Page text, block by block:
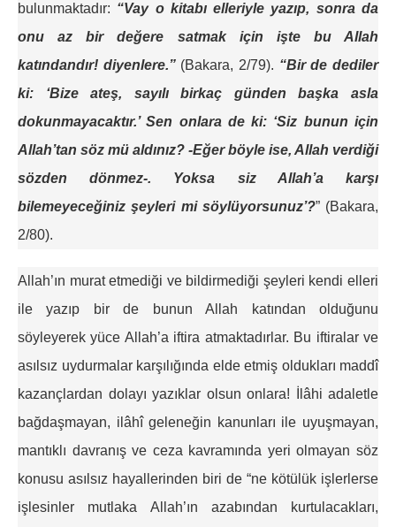
bulunmaktadır: “Vay o kitabı elleriyle yazıp, sonra da
onu az bir de­ğere satmak için işte bu Allah
katındandır! diyenle­re.” (Bakara, 2/79). “Bir de dediler
ki: ‘Bize ateş, sayılı birkaç günden başka asla
dokunmayacaktır.’ Sen onlara de ki: ‘Siz bunun için
Allah’tan söz mü aldınız? -Eğer böyle ise, Allah verdiği
sözden dönmez-. Yoksa siz Allah’a karşı
bilemeyeceğiniz şeyleri mi söylüyorsunuz’?” (Bakara,
2/80).
Allah’ın murat etmediği ve bildirmediği şeyleri kendi elleri
ile yazıp bir de bunun Allah katından olduğunu
söyleyerek yüce Allah’a iftira atmaktadırlar. Bu iftiralar ve
asılsız uydurmalar karşılığında elde etmiş oldukları maddî
kazançlardan dolayı yazıklar olsun onlara! İlâhi adaletle
bağdaşmayan, ilâhî geleneğin kanunları ile uyuşmayan,
mantıklı davranış ve ceza kavramında yeri olmayan söz
konusu asılsız hayallerinden biri de “ne kötülük işlerlerse
işlesinler mutlaka Allah’ın azabından kurtulacakları,